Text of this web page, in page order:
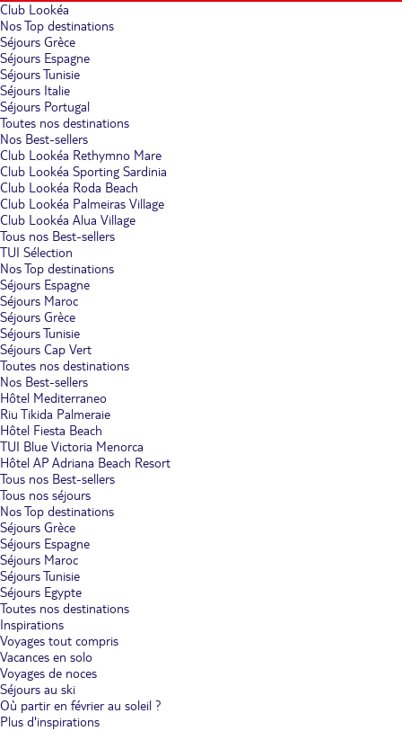
Club Lookéa
Nos Top destinations
Séjours Grèce
Séjours Espagne
Séjours Tunisie
Séjours Italie
Séjours Portugal
Toutes nos destinations
Nos Best-sellers
Club Lookéa Rethymno Mare
Club Lookéa Sporting Sardinia
Club Lookéa Roda Beach
Club Lookéa Palmeiras Village
Club Lookéa Alua Village
Tous nos Best-sellers
TUI Sélection
Nos Top destinations
Séjours Espagne
Séjours Maroc
Séjours Grèce
Séjours Tunisie
Séjours Cap Vert
Toutes nos destinations
Nos Best-sellers
Hôtel Mediterraneo
Riu Tikida Palmeraie
Hôtel Fiesta Beach
TUI Blue Victoria Menorca
Hôtel AP Adriana Beach Resort
Tous nos Best-sellers
Tous nos séjours
Nos Top destinations
Séjours Grèce
Séjours Espagne
Séjours Maroc
Séjours Tunisie
Séjours Egypte
Toutes nos destinations
Inspirations
Voyages tout compris
Vacances en solo
Voyages de noces
Séjours au ski
Où partir en février au soleil ?
Plus d'inspirations